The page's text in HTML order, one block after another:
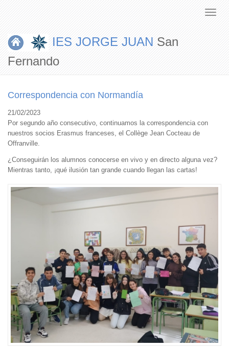
IES JORGE JUAN San
Fernando
Correspondencia con Normandía
21/02/2023
Por segundo año consecutivo, continuamos la correspondencia con
nuestros socios Erasmus franceses, el Collège Jean Cocteau de
Offranville.
¿Conseguirán los alumnos conocerse en vivo y en directo alguna vez?
Mientras tanto, ¡qué ilusión tan grande cuando llegan las cartas!